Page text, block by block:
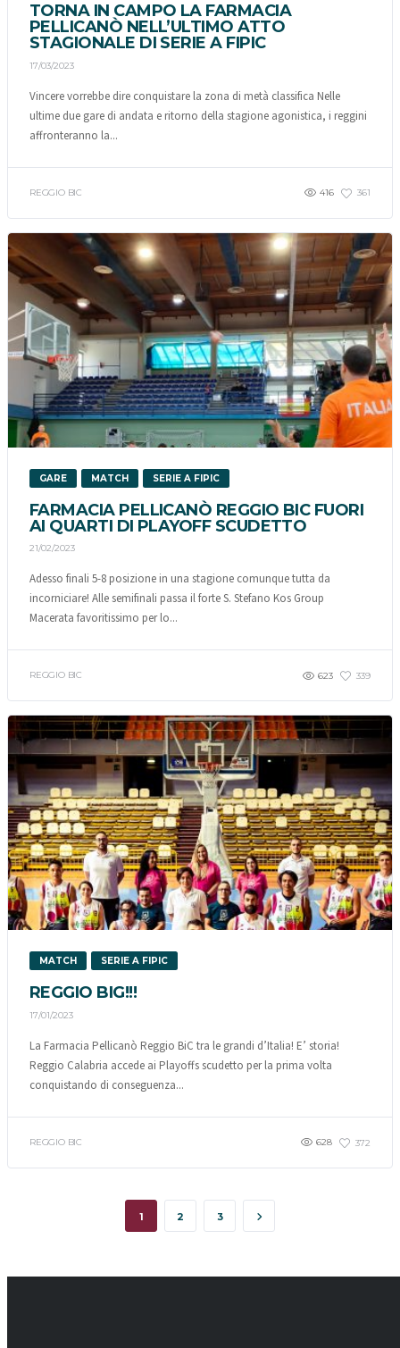
TORNA IN CAMPO LA FARMACIA
PELLICANÒ NELL’ULTIMO ATTO
STAGIONALE DI SERIE A FIPIC
17/03/2023
Vincere vorrebbe dire conquistare la zona di metà classifica Nelle
ultime due gare di andata e ritorno della stagione agonistica, i reggini
affronteranno la...
REGGIO BIC 416 361
GARE MATCH SERIE A FIPIC
FARMACIA PELLICANÒ REGGIO BIC FUORI
AI QUARTI DI PLAYOFF SCUDETTO
21/02/2023
Adesso finali 5-8 posizione in una stagione comunque tutta da
incorniciare! Alle semifinali passa il forte S. Stefano Kos Group
Macerata favoritissimo per lo...
REGGIO BIC 623 339
MATCH SERIE A FIPIC
REGGIO BIG!!!
17/01/2023
La Farmacia Pellicanò Reggio BiC tra le grandi d’Italia! E’ storia!
Reggio Calabria accede ai Playoffs scudetto per la prima volta
conquistando di conseguenza...
REGGIO BIC 628 372
1 2 3